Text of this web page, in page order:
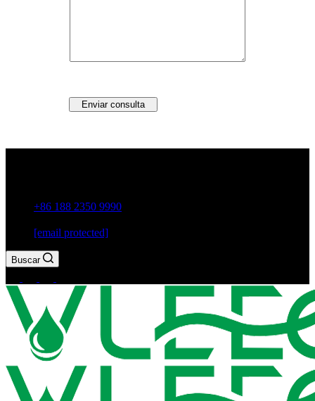
Enviar consulta
+86 188 2350 9990
[email protected]
Buscar